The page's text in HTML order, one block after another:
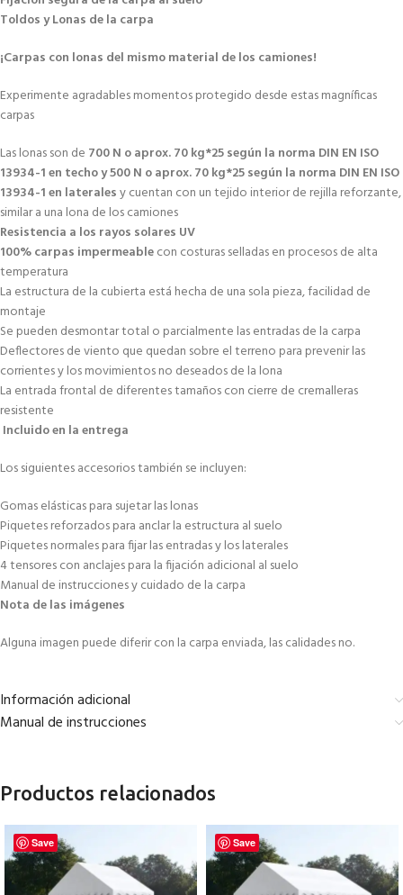
Toldos y Lonas de la carpa
¡Carpas con lonas del mismo material de los camiones!
Experimente agradables momentos protegido desde estas magníficas
carpas
Las lonas son de 700 N o aprox. 70 kg*25 según la norma DIN EN ISO
13934-1 en techo y 500 N o aprox. 70 kg*25 según la norma DIN EN ISO
13934-1 en lateralesy cuentan con un tejido interior de rejilla reforzante,
similar a una lona de los camiones
Resistencia a los rayos solares UV
100% carpas impermeablecon costuras selladas en procesos de alta
temperatura
La estructura de la cubierta está hecha de una sola pieza, facilidad de
montaje
Se pueden desmontar total o parcialmente las entradas de la carpa
Deflectores de viento que quedan sobre el terreno para prevenir las
corrientes y los movimientos no deseados de la lona
La entrada frontal de diferentes tamaños con cierre de cremalleras
resistente
Incluido en la entrega
Los siguientes accesorios también se incluyen:
Gomas elásticas para sujetar las lonas
Piquetes reforzados para anclar la estructura al suelo
Piquetes normales para fijar las entradas y los laterales
4 tensores con anclajes para la fijación adicional al suelo
Manual de instrucciones y cuidado de la carpa
Nota de las imágenes
Alguna imagen puede diferir con la carpa enviada, las calidades no.
Información adicional
Manual de instrucciones
Productos relacionados
Save Save